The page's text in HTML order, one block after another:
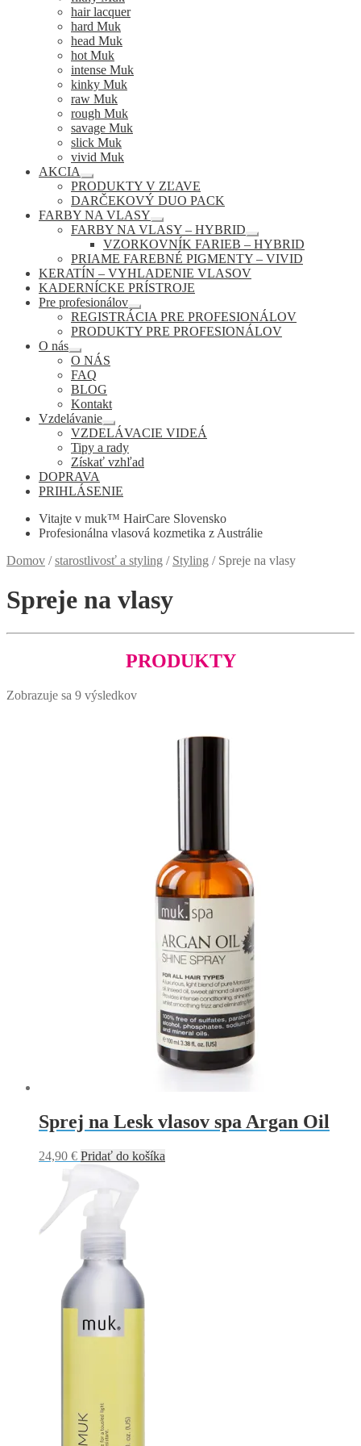
hair lacquer
hard Muk
head Muk
hot Muk
intense Muk
kinky Muk
raw Muk
rough Muk
savage Muk
slick Muk
vivid Muk
AKCIA
Rozbaliť
podradené
menu
PRODUKTY V ZĽAVE
DARČEKOVÝ DUO PACK
FARBY NA VLASY
Rozbaliť
podradené
menu
FARBY NA VLASY – HYBRID
Rozbaliť
podradené
menu
VZORKOVNÍK FARIEB – HYBRID
PRIAME FAREBNÉ PIGMENTY – VIVID
KERATÍN – VYHLADENIE VLASOV
KADERNÍCKE PRÍSTROJE
Pre profesionálov
Rozbaliť
podradené
menu
REGISTRÁCIA PRE PROFESIONÁLOV
PRODUKTY PRE PROFESIONÁLOV
O nás
Rozbaliť
podradené
menu
O NÁS
FAQ
BLOG
Kontakt
Vzdelávanie
Rozbaliť
podradené
menu
VZDELÁVACIE VIDEÁ
Tipy a rady
Získať vzhľad
DOPRAVA
PRIHLÁSENIE
Vitajte v muk™ HairCare Slovensko
Profesionálna vlasová kozmetika z Austrálie
Domov /starostlivosť a styling / Styling / Spreje na vlasy
Spreje na vlasy
PRODUKTY
Zobrazuje sa 9 výsledkov
Sprej na Lesk vlasov spa Argan Oil
24,90 € Pridať do košíka